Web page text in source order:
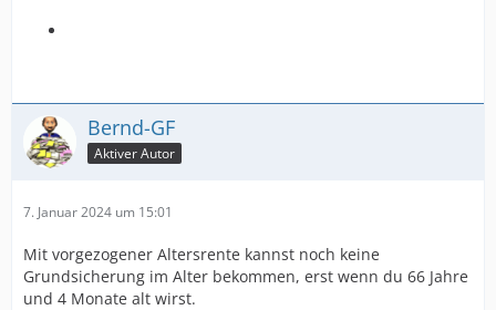
Bernd-GF
Aktiver Autor
7. Januar 2024 um 15:01
Mit vorgezogener Altersrente kannst noch keine
Grundsicherung im Alter bekommen, erst wenn du 66 Jahre
und 4 Monate alt wirst.